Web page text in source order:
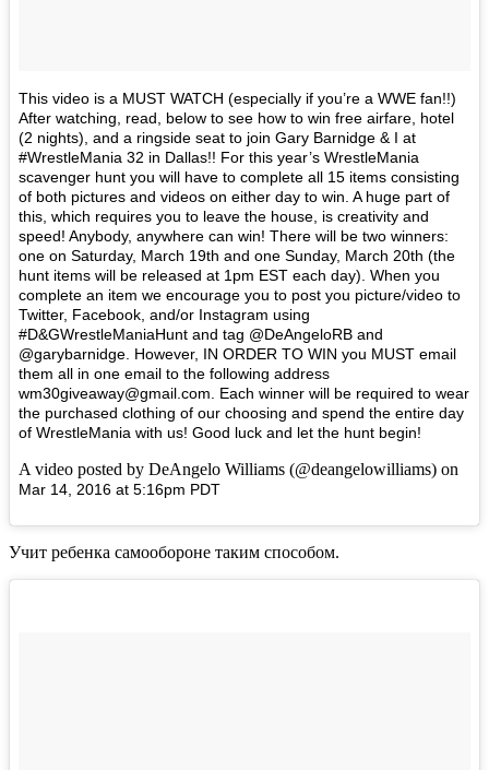
This video is a MUST WATCH (especially if you’re a WWE fan!!)
After watching, read, below to see how to win free airfare, hotel
(2 nights), and a ringside seat to join Gary Barnidge & I at
#WrestleMania 32 in Dallas!! For this year’s WrestleMania
scavenger hunt you will have to complete all 15 items consisting
of both pictures and videos on either day to win. A huge part of
this, which requires you to leave the house, is creativity and
speed! Anybody, anywhere can win! There will be two winners:
one on Saturday, March 19th and one Sunday, March 20th (the
hunt items will be released at 1pm EST each day). When you
complete an item we encourage you to post you picture/video to
Twitter, Facebook, and/or Instagram using
‪#‎D‬&GWrestleManiaHunt and tag @DeAngeloRB and
@garybarnidge. However, IN ORDER TO WIN you MUST email
them all in one email to the following address
wm30giveaway@gmail.com. Each winner will be required to wear
the purchased clothing of our choosing and spend the entire day
of WrestleMania with us! Good luck and let the hunt begin!
A video posted by DeAngelo Williams (@deangelowilliams) on
Mar 14, 2016 at 5:16pm PDT
Учит ребенка самообороне таким способом.